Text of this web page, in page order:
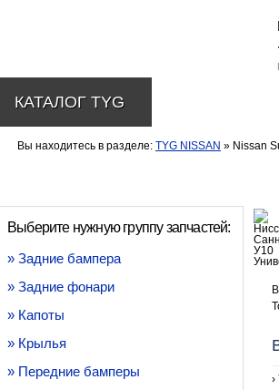
Вы находитесь в разделе: TYG NISSAN » Nissan
›
Выберите нужную группу запчастей:
» Задние бампера
» Задние фонари
» Капоты
» Крылья
» Передние бамперы
КАТАЛОГ TYG